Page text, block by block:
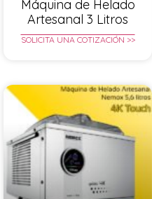
Máquina de Helado
Artesanal 3 Litros
SOLICITA UNA COTIZACIÓN >>